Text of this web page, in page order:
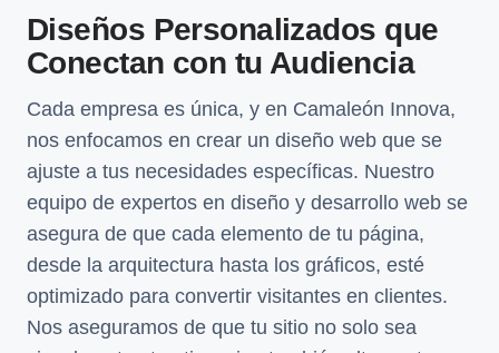
Diseños Personalizados que
Conectan con tu Audiencia
Cada empresa es única, y en Camaleón Innova,
nos enfocamos en crear un diseño web que se
ajuste a tus necesidades específicas. Nuestro
equipo de expertos en diseño y desarrollo web se
asegura de que cada elemento de tu página,
desde la arquitectura hasta los gráficos, esté
optimizado para convertir visitantes en clientes.
Nos aseguramos de que tu sitio no solo sea